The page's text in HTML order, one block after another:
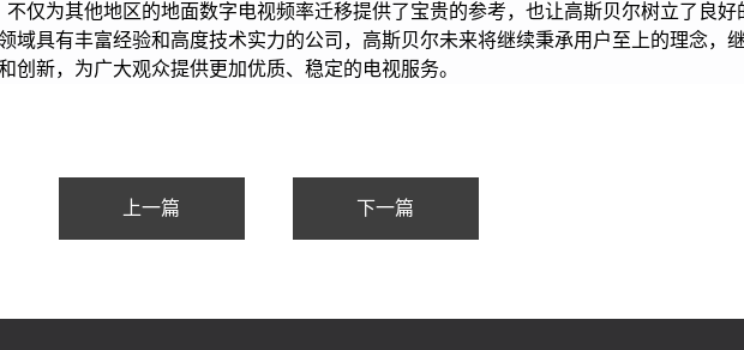
不仅为其他地区的地面数字电视频率迁移提供了宝贵的参考，也让高斯贝尔树立了良好
域具有丰富经验和高度技术实力的公司，高斯贝尔未来将继续秉承用户至上的理念，
创新，为广大观众提供更加优质、稳定的电视服务。